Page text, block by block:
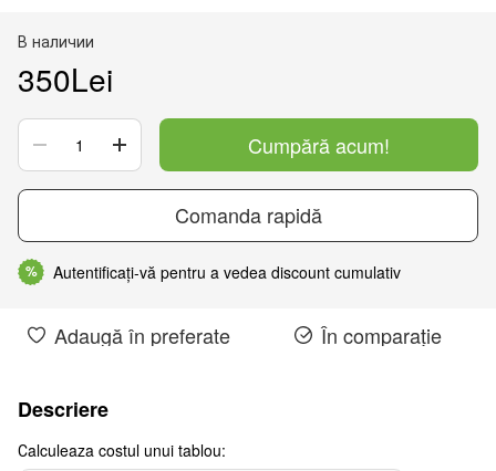
В наличии
350Lei
Cumpără acum!
Comanda rapidă
% Autentificați-vă pentru a vedea discount cumulativ
Adaugă în preferate În comparație
Descriere
Сalculeaza costul unui tablou: